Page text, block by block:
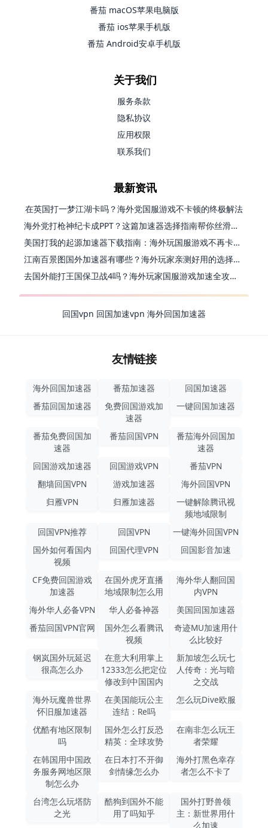
番茄 macOS苹果电脑版
番茄 ios苹果手机版
番茄 Android安卓手机版
关于我们
服务条款
隐私协议
应用权限
联系我们
最新资讯
在英国打一梦江湖卡吗？海外党国服游戏不卡顿的终极解法
海外党打枪神纪卡成PPT？这篇加速器选择指南帮你丝滑上分
美国打我的起源加速器下载指南：海外玩国服游戏不再卡的终极方案
江南百景图国外加速器有哪些？海外玩家亲测好用的选择与避坑指南
去国外能打王国保卫战4吗？海外玩家国服游戏加速全攻略（附公主连结幻想江湖实测）
回国vpn 回国加速vpn 海外回国加速器
友情链接
海外回国加速器 番茄加速器
回国加速器
番茄回国加速器
免费回国游戏加
速器
一键回国加速器
番茄免费回国加
速器
番茄回国VPN
番茄海外回国加
速器
回国游戏加速器
回国游戏VPN
番茄VPN
翻墙回国VPN
游戏加速器
海外回国VPN
归雁VPN
归雁加速器
一键解除腾讯视
频地域限制
回国VPN推荐
回国VPN
一键海外回国VPN
国外如何看国内
视频
回国代理VPN 回国影音加速
CF免费回国游戏
加速器
在国外虎牙直播
地域限制怎么用
海外华人翻回国
内VPN
海外华人必备VPN
华人必备神器
美国回国加速器
番茄回国VPN官网
国外怎么看腾讯
视频
奇迹MU加速用什
么比较好
钢岚国外玩延迟
很高怎么办
在意大利用掌上
12333怎么把定位
修改到中国国内
新加坡怎么玩七
人传奇：光与暗
之交战
海外玩魔兽世界
怀旧服加速器
在美国能玩公主
连结：Re吗
怎么玩Dive欧服
优酷有地区限制
吗
国外怎么打反恐
精英：全球攻势
在南非怎么玩王
者荣耀
在韩国用中国政
务服务网地区限
制怎么办
在日本打不开御
剑情缘怎么办
海外打黑色幸存
者怎么不卡了
台湾怎么玩塔防
之光
酷狗到国外不能
用了吗知乎
国外打野兽领
主：新世界用什
么加速